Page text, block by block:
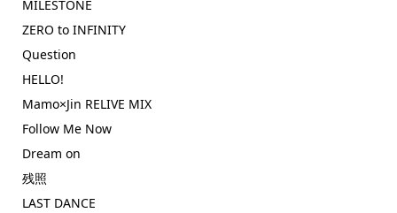
MILESTONE
ZERO to INFINITY
Question
HELLO!
Mamo×Jin RELIVE MIX
Follow Me Now
Dream on
残照
LAST DANCE